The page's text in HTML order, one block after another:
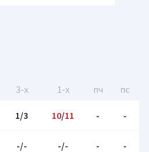
3-x 1-x пч пс
1/3 10/11 - -
-/- -/- - -